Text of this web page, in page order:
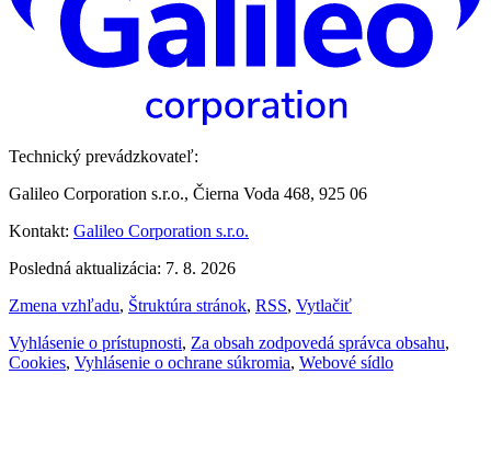
Technický prevádzkovateľ:
Galileo Corporation s.r.o., Čierna Voda 468, 925 06
Kontakt: Galileo Corporation s.r.o.
Posledná aktualizácia: 7. 8. 2026
Zmena vzhľadu, Štruktúra stránok, RSS, Vytlačiť
Vyhlásenie o prístupnosti, Za obsah zodpovedá správca obsahu,
Cookies, Vyhlásenie o ochrane súkromia, Webové sídlo